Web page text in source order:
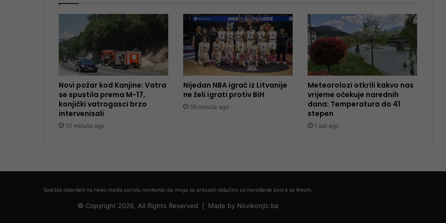
Novi požar kod Kanjine: Vatra
se spustila prema M-17,
konjički vatrogasci brzo
intervenisali
10 minuta ago
Nijedan NBA igrač iz Litvanije
ne želi igrati protiv BiH
56 minuta ago
Meteorolozi otkrili kakvo nas
vrijeme očekuje narednih
dana: Temperatura do 41
stepen
1 sat ago
Sadržaji objavljeni na news media portalu novikonjic.ba mogu se preuzeti isključivo uz navođenje izvora sa linkom.
© Copyright 2026, All Rights Reserved | Made by Novikonjic.ba